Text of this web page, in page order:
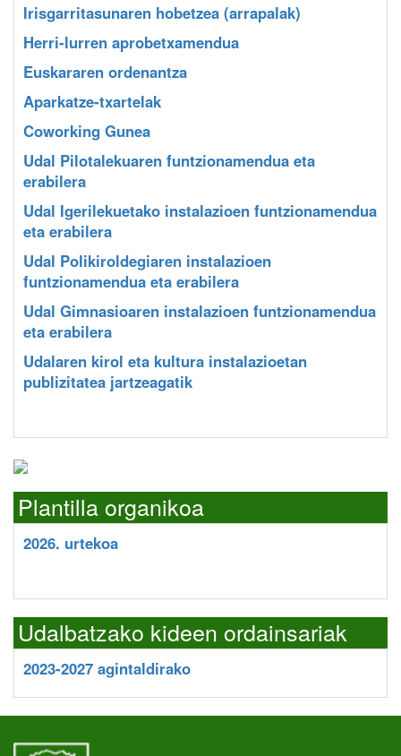
Irisgarritasunaren hobetzea (arrapalak)
Herri-lurren aprobetxamendua
Euskararen ordenantza
Aparkatze-txartelak
Coworking Gunea
Udal Pilotalekuaren funtzionamendua eta
erabilera
Udal Igerilekuetako instalazioen funtzionamendua
eta erabilera
Udal Polikiroldegiaren instalazioen
funtzionamendua eta erabilera
Udal Gimnasioaren instalazioen funtzionamendua
eta erabilera
Udalaren kirol eta kultura instalazioetan
publizitatea jartzeagatik
Plantilla organikoa
2026. urtekoa
Udalbatzako kideen ordainsariak
2023-2027 agintaldirako